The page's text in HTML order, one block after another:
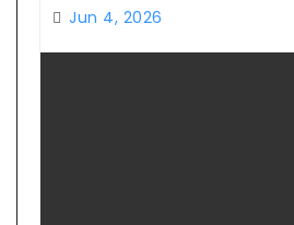
Jun 4, 2026